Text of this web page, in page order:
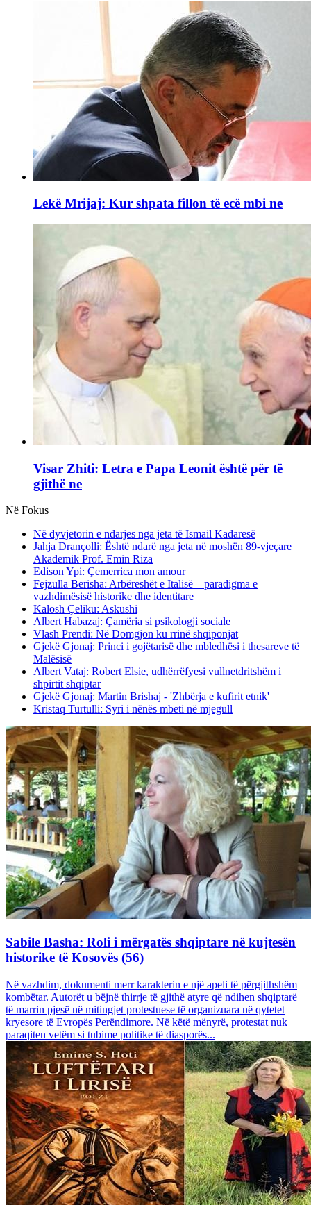
Lekë Mrijaj: Kur shpata fillon të ecë mbi ne
Visar Zhiti: Letra e Papa Leonit është për të
gjithë ne
Në Fokus
Në dyvjetorin e ndarjes nga jeta të Ismail Kadaresë
Jahja Drançolli: Është ndarë nga jeta në moshën 89-vjeçare
Akademik Prof. Emin Riza
Edison Ypi: Çemerrica mon amour
Fejzulla Berisha: Arbëreshët e Italisë – paradigma e
vazhdimësisë historike dhe identitare
Kalosh Çeliku: Askushi
Albert Habazaj: Çamëria si psikologji sociale
Vlash Prendi: Në Domgjon ku rrinë shqiponjat
Gjekë Gjonaj: Princi i gojëtarisë dhe mbledhësi i thesareve të
Malësisë
Albert Vataj: Robert Elsie, udhërrëfyesi vullnetdritshëm i
shpirtit shqiptar
Gjekë Gjonaj: Martin Brishaj - 'Zhbërja e kufirit etnik'
Kristaq Turtulli: Syri i nënës mbeti në mjegull
Sabile Basha: Roli i mërgatës shqiptare në kujtesën
historike të Kosovës (56)
Në vazhdim, dokumenti merr karakterin e një apeli të përgjithshëm
kombëtar. Autorët u bëjnë thirrje të gjithë atyre që ndihen shqiptarë
të marrin pjesë në mitingjet protestuese të organizuara në qytetet
kryesore të Evropës Perëndimore. Në këtë mënyrë, protestat nuk
paraqiten vetëm si tubime politike të diasporës...